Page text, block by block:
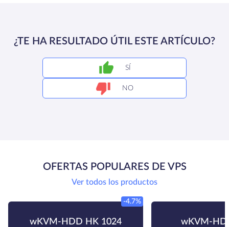
¿TE HA RESULTADO ÚTIL ESTE ARTÍCULO?
SÍ
NO
OFERTAS POPULARES DE VPS
Ver todos los productos
wKVM-HDD HK 1024
-4.7%
wKVM-